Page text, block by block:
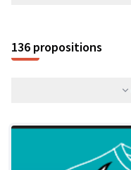
136 propositions